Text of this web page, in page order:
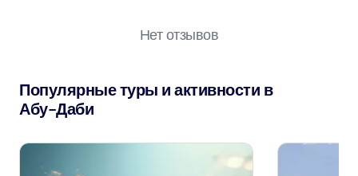
Нет отзывов
Популярные туры и активности в
Абу-Даби